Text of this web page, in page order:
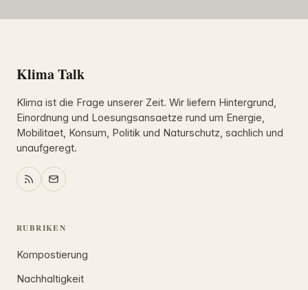
Klima Talk
Klima ist die Frage unserer Zeit. Wir liefern Hintergrund,
Einordnung und Loesungsansaetze rund um Energie,
Mobilitaet, Konsum, Politik und Naturschutz, sachlich und
unaufgeregt.
RUBRIKEN
Kompostierung
Nachhaltigkeit